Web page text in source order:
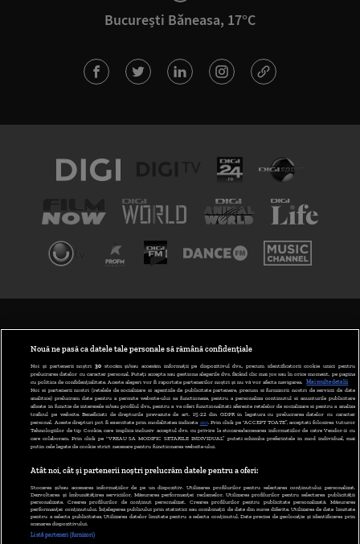
București Băneasa, 17°C
ABONARE DIGI TV
GESTIONAȚI PREFERINȚELE
CODUL DIGI24
CAMERE WEB
CONTACT/INFO
Nouă ne pasă ca datele tale personale să rămână confidențiale
Noi și partenerii noștri 30stocăm și/sau accesăm informații pe dispozitivul dvs., precum identificatorii cookie unici pentru
prelucrarea datelor cu caracter personal. Puteți accepta sau gestiona alegerile dvs. făcând clic mai jos sau în orice moment, pe pagina
cu politica de confidențialitate. Aceste alegeri vor fi raportate partenerilor noștri și nu vă vor afecta navigarea.
Mai multe detalii
Noi si partenerii nostri (retelele de socializare si agentiile de publicitate partenere, precum si furnizorii nostri de servicii de date
analitice) prelucram date pentru a permite website-ului sa functioneze, pentru a personaliza continutul si anunturile publicitare
afisate in functie de interesele si/sau profilul dvs., pentru a va oferi functionalitati aferente retelelor de socializare si pentru a analiza
traficul pe website. Beneficiati de drepturile prevazute de art. 15-22 din GDPR in legatura cu prelucrarea datelor cu caracter
personal. Aceste drepturi pot fi exercitate prin modalitatea indicata aici. Prin click pe “ACCEPT TOATE”, acceptati folosirea tuturor
Tehnologiilor de tip Cookie, care implica inclusiv acceptul dvs. cu privire la stocarea/accesarea informatiilor de catre Vendor-ii cu
care colaboram. Prin click pe “VREAU SA MODIFIC SETARILE INDIVIDUAL” puteti schimba preferintele in mod individual, mai
putin cele legate de cookie strict necesare pentru functionarea website-ului.
Atât noi, cât și partenerii noștri prelucrăm datele pentru a oferi:
Stocarea și/sau accesarea informațiilor de pe un dispozitiv. Utilizarea profilurilor pentru selectarea conținutului personalizat.
Dezvoltarea și îmbunătățirea serviciilor. Măsurarea performanței reclamelor. Utilizarea profilurilor pentru selectarea publicității
personalizate. Crearea profilurilor de conținut personalizat. Crearea profilurilor pentru publicitate personalizată. Măsurarea
performanței conținutului. Înțelegerea publicului prin statistici sau combinații de date din surse diferite. Utilizarea de date limitate
pentru a selecta publicitatea. Utilizarea datelor limitate pentru a selecta conținutul. Date precise de geolocație și identificarea prin
scanarea dispozitivului.
Listă parteneri (furnizori)